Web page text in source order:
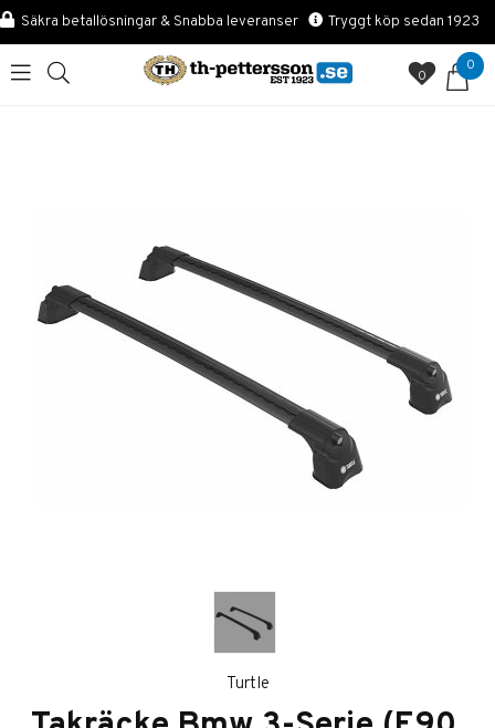
Säkra betallösningar & Snabba leveranser Tryggt köp sedan 1923
0
0
Turtle